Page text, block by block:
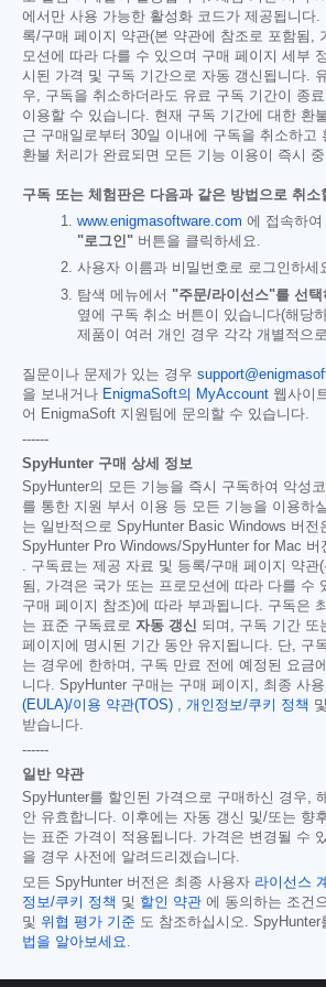
에서만 사용 가능한 활성화 코드가 제공됩니다
록/구매 페이지 약관(본 약관에 참조로 포함됨,
모션에 따라 다를 수 있으며 구매 페이지 세부
시된 가격 및 구독 기간으로 자동 갱신됩니다.
우, 구독을 취소하더라도 유료 구독 기간이 종
이용할 수 있습니다. 현재 구독 기간에 대한 환
근 구매일로부터 30일 이내에 구독을 취소하고
환불 처리가 완료되면 모든 기능 이용이 즉시
구독 또는 체험판은 다음과 같은 방법으로 취소
www.enigmasoftware.com 에 접속하
"로그인" 버튼을 클릭하세요.
사용자 이름과 비밀번호로 로그인하세
탐색 메뉴에서 "주문/라이선스"를 선택
옆에 구독 취소 버튼이 있습니다(해당
제품이 여러 개인 경우 각각 개별적으
질문이나 문제가 있는 경우
을 보내거나 EnigmaSoft의 MyAccount 웹사이
어 EnigmaSoft 지원팀에 문의할 수 있습니다.
------
SpyHunter 구매 상세 정보
SpyHunter의 모든 기능을 즉시 구독하여 악성
를 통한 지원 부서 이용 등 모든 기능을 이용하
는 일반적으로 SpyHunter Basic Windows 버전
SpyHunter Pro Windows/SpyHunter for Mac 버
. 구독료는 제공 자료 및 등록/구매 페이지 약
됨, 가격은 국가 또는 프로모션에 따라 다를 수
구매 페이지 참조)에 따라 부과됩니다. 구독은
는 표준 구독료로 자동 갱신
되며, 구독 기간 또
페이지에 명시된 기간 동안 유지됩니다. 단, 구
는 경우에 한하며, 구독 만료 전에 예정된 요금
니다. SpyHunter 구매는 구매 페이지, 최종 사
(EULA)/이용 약관(TOS)
개인정보/쿠키 정책 및
받습니다.
------
일반 약관
SpyHunter를 할인된 가격으로 구매하신 경우,
안 유효합니다. 이후에는 자동 갱신 및/또는 향
는 표준 가격이 적용됩니다. 가격은 변경될 수
을 경우 사전에 알려드리겠습니다.
모든 SpyHunter 버전은 최종 사용자 라이선스
정보/쿠키 정책 및 할인 약관 에 동의하는 조건
및 위협 평가 기준 도 참조하십시오. SpyHunter
법을 알아보세요